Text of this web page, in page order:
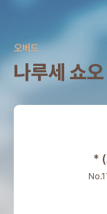
오버드
나루세 쇼오
*